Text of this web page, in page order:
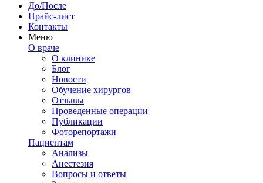
До/После
Прайс-лист
Контакты
Меню
О враче
О клинике
Блог
Новости
Обучение хирургов
Отзывы
Проведенные операции
Публикации
Фоторепортажи
Пациентам
Анализы
Анестезия
Вопросы и ответы